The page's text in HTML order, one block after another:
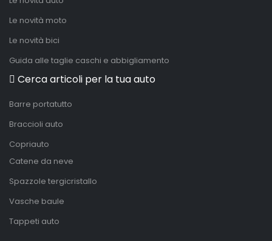
Le novità moto
Le novità bici
Guida alle taglie caschi e abbigliamento
Cerca articoli per la tua auto
Barre portatutto
Braccioli auto
Copriauto
Catene da neve
Spazzole tergicristallo
Vasche baule
Tappeti auto